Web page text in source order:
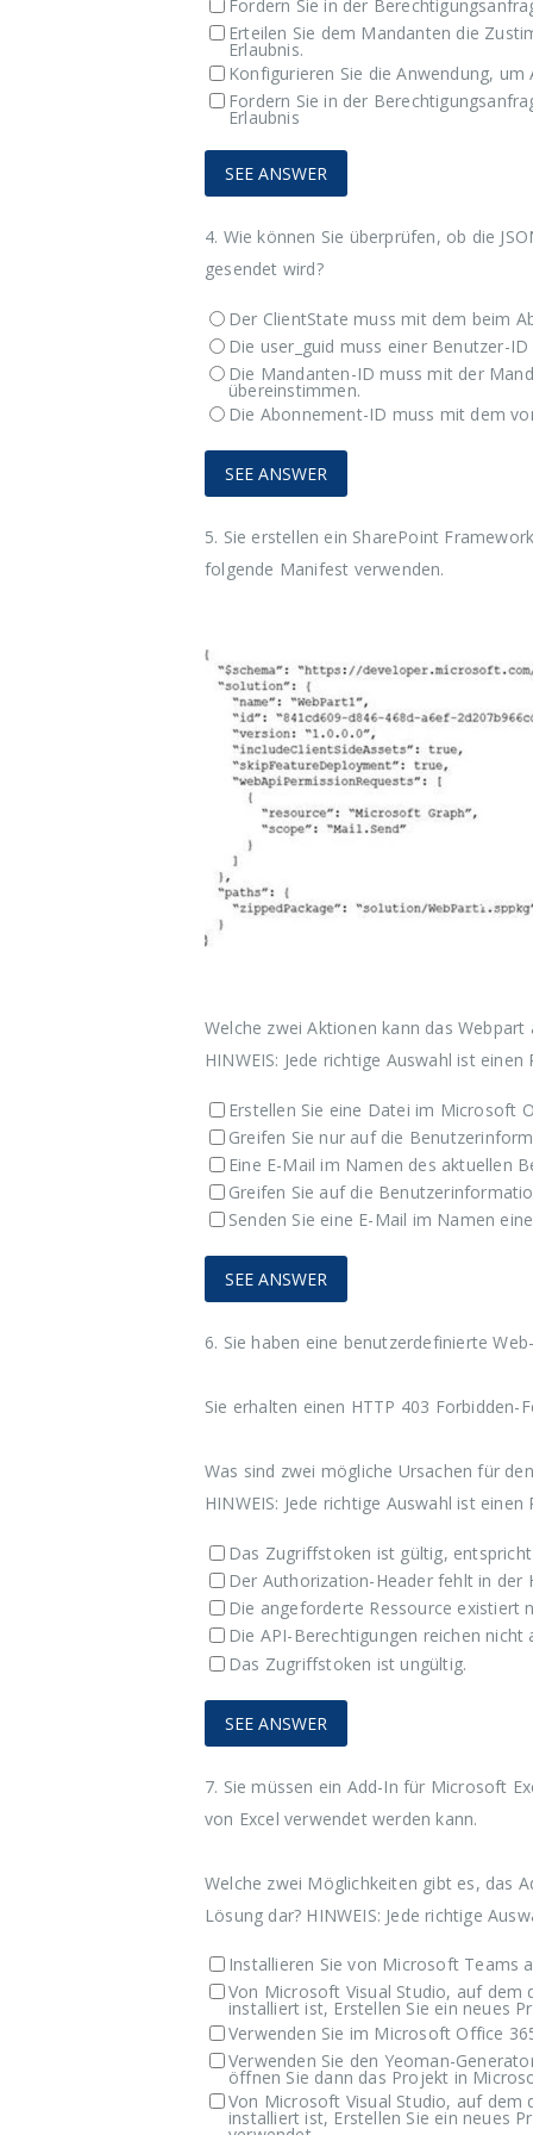
Fordern Sie in der
Erteilen Sie dem Mandanten die
Erlaubnis.
Konfigurieren Sie die Anwendung,
Fordern Sie in der
Erlaubnis
4. Wie können Sie überprüfen, ob die
gesendet wird?
Der ClientState muss mit dem beim
Die user_guid muss einer Benutzer-
Die Mandanten-ID muss mit der
übereinstimmen.
Die Abonnement-ID muss mit dem
5. Sie erstellen ein SharePoint
folgende Manifest verwenden.
Welche zwei Aktionen kann das
HINWEIS: Jede richtige Auswahl ist einen
Erstellen Sie eine Datei im Microsoft
Greifen Sie nur auf die
Eine E-Mail im Namen des aktuellen
Greifen Sie auf die
Senden Sie eine E-Mail im Namen
6. Sie haben eine benutzerdefinierte
Sie erhalten einen HTTP 403
Was sind zwei mögliche Ursachen für
HINWEIS: Jede richtige Auswahl ist einen
Das Zugriffstoken ist gültig,
Der Authorization-Header fehlt in der
Die angeforderte Ressource existiert
Die API-Berechtigungen reichen
Das Zugriffstoken ist ungültig.
7. Sie müssen ein Add-In für Microsoft
von Excel verwendet werden kann.
Welche zwei Möglichkeiten gibt es, das
Lösung dar? HINWEIS: Jede richtige
Installieren Sie von Microsoft Teams
Von Microsoft Visual Studio, auf
installiert ist, Erstellen Sie ein neues
Verwenden Sie im Microsoft Office
Verwenden Sie den Yeoman-
öffnen Sie dann das Projekt in
Von Microsoft Visual Studio, auf
installiert ist, Erstellen Sie ein neues